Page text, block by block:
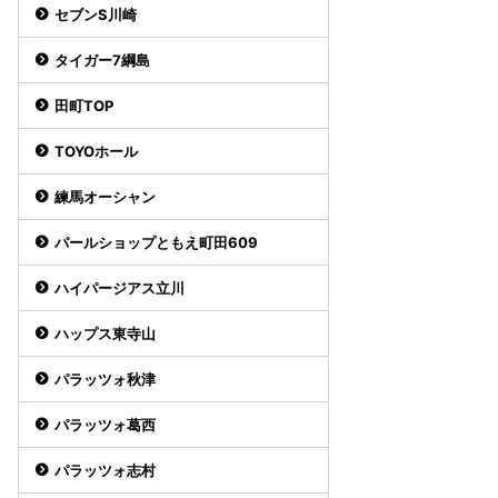
セブンS川崎
タイガー7綱島
田町TOP
TOYOホール
練馬オーシャン
パールショップともえ町田609
ハイパージアス立川
ハップス東寺山
パラッツォ秋津
パラッツォ葛西
パラッツォ志村